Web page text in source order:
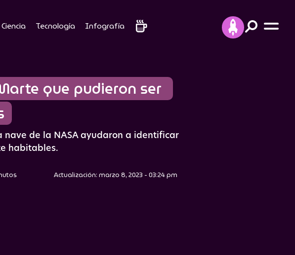
Ciencia Tecnología Infografía
que pudieron ser
nave de la NASA ayudaron a identificar
habitables.
Actualización: marzo 8, 2023 - 03:24 pm